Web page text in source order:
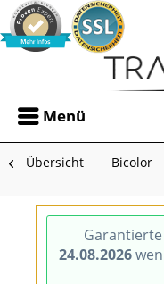
Menü
Übersicht Bicolor
24.08.2026